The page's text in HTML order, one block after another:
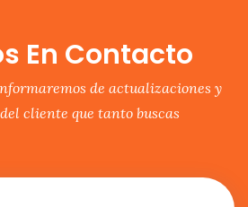
En Contacto
de actualizaciones y
cliente que tanto buscas